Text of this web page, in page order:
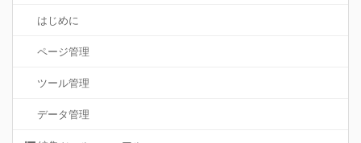
はじめに
ページ管理
ツール管理
データ管理